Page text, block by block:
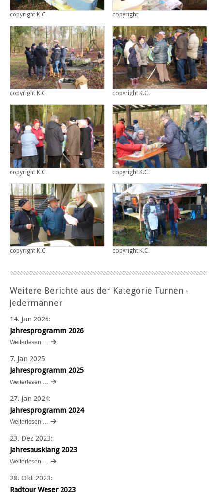
copyright K.C. copyright
copyright K.C. copyright K.C.
copyright K.C. copyright K.C.
copyright K.C. copyright K.C.
Weitere Berichte aus der Kategorie Turnen -
Jedermänner
14. Jan 2026:
Jahresprogramm 2026
Weiterlesen …
7. Jan 2025:
Jahresprogramm 2025
Weiterlesen …
27. Jan 2024:
Jahresprogramm 2024
Weiterlesen …
23. Dez 2023:
Jahresausklang 2023
Weiterlesen …
28. Okt 2023:
Radtour Weser 2023